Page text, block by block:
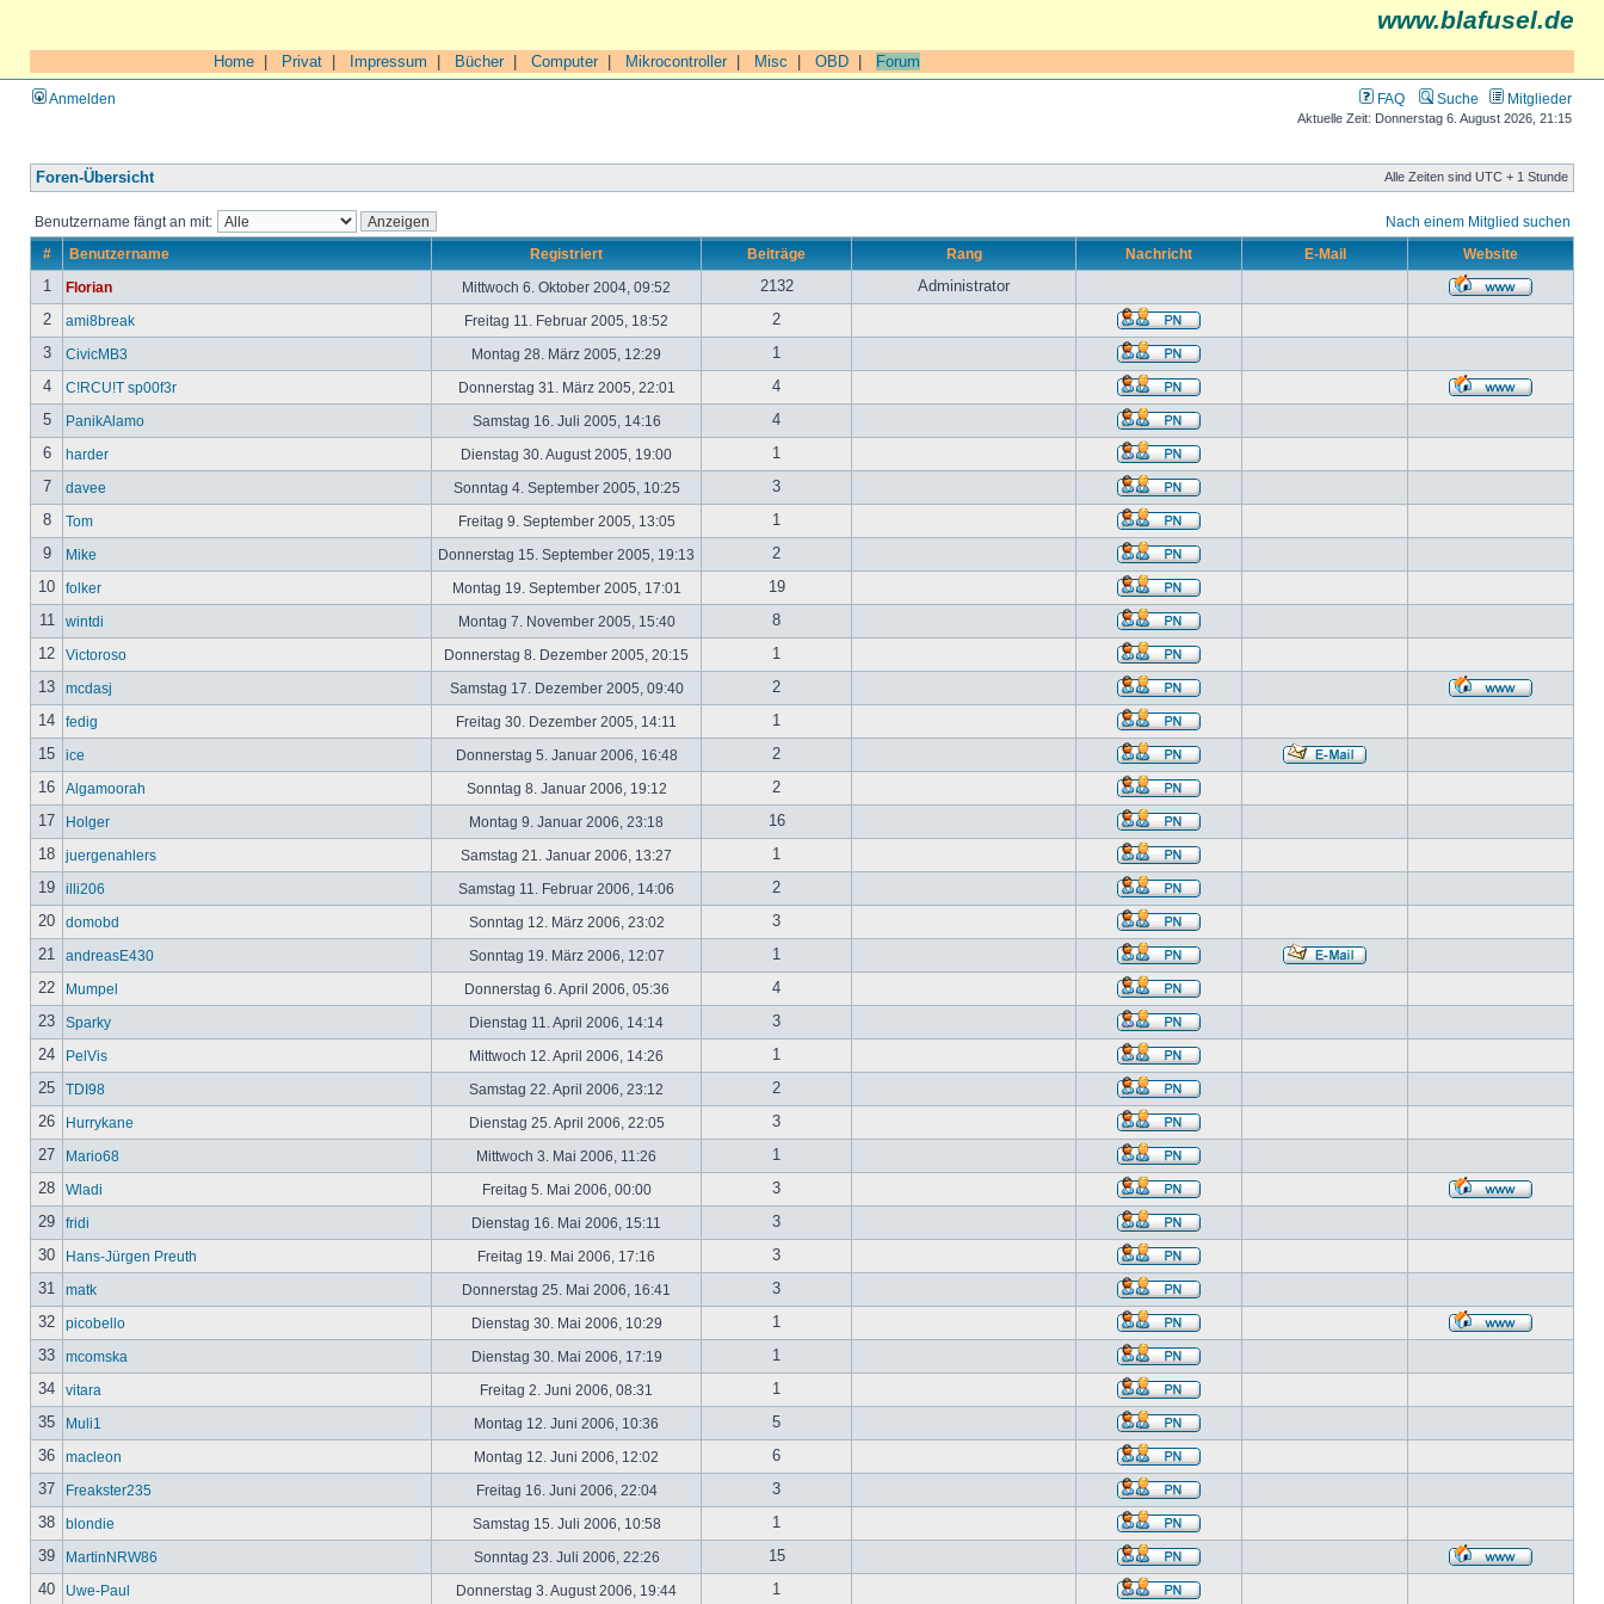
www.blafusel.de
Home Privat Impressum Bücher| Computer| Mikrocontroller| Misc OBD Forum
Anmelden FAQ Suche Mitglieder
Aktuelle Zeit: Donnerstag 6. August 2026, 21:15
Foren-Übersicht Alle Zeiten sind UTC + 1 Stunde
Benutzername fängt an mit: Nach einem Mitglied suchen
# Benutzername Registriert Beiträge Rang Nachricht E-Mail Website
1 Florian Mittwoch 6. Oktober 2004, 09:52 2132
Administrator
2
ami8break Freitag 11. Februar 2005, 18:52
2
3
CivicMB3 Montag 28. März 2005, 12:29
1
4
C!RCU!T sp00f3r Donnerstag 31. März 2005, 22:01
4
5
PanikAlamo Samstag 16. Juli 2005, 14:16
4
6
harder Dienstag 30. August 2005, 19:00
1
7
davee Sonntag 4. September 2005, 10:25
3
8
Tom Freitag 9. September 2005, 13:05
1
9
Mike Donnerstag 15. September 2005, 19:13
2
10
folker Montag 19. September 2005, 17:01
19
11
wintdi Montag 7. November 2005, 15:40
8
12
Victoroso Donnerstag 8. Dezember 2005, 20:15
1
13
mcdasj Samstag 17. Dezember 2005, 09:40
2
14
fedig Freitag 30. Dezember 2005, 14:11
1
15
ice Donnerstag 5. Januar 2006, 16:48
2
16
Algamoorah Sonntag 8. Januar 2006, 19:12
2
17
Holger Montag 9. Januar 2006, 23:18
16
18
juergenahlers Samstag 21. Januar 2006, 13:27
1
19
illi206 Samstag 11. Februar 2006, 14:06
2
20
domobd Sonntag 12. März 2006, 23:02
3
21
andreasE430 Sonntag 19. März 2006, 12:07
1
22
Mumpel Donnerstag 6. April 2006, 05:36
4
23
Sparky Dienstag 11. April 2006, 14:14
3
24
PelVis Mittwoch 12. April 2006, 14:26
1
25
TDI98 Samstag 22. April 2006, 23:12
2
26
Hurrykane Dienstag 25. April 2006, 22:05
3
27
Mario68 Mittwoch 3. Mai 2006, 11:26
1
28
Wladi Freitag 5. Mai 2006, 00:00
3
29
fridi Dienstag 16. Mai 2006, 15:11
3
30
Hans-Jürgen Preuth Freitag 19. Mai 2006, 17:16
3
31
matk Donnerstag 25. Mai 2006, 16:41
3
32
picobello Dienstag 30. Mai 2006, 10:29
1
33
mcomska Dienstag 30. Mai 2006, 17:19
1
34
vitara Freitag 2. Juni 2006, 08:31
1
35
Muli1 Montag 12. Juni 2006, 10:36
5
36
macleon Montag 12. Juni 2006, 12:02
6
37
Freakster235 Freitag 16. Juni 2006, 22:04
3
38
blondie Samstag 15. Juli 2006, 10:58
1
39
MartinNRW86 Sonntag 23. Juli 2006, 22:26
15
40
Uwe-Paul Donnerstag 3. August 2006, 19:44 1